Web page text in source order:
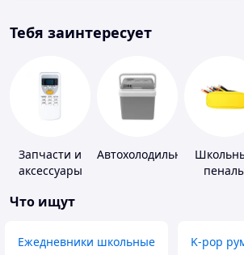
Тебя заинтересует
Запчасти и
аксессуары
кондиционеров
Автохолодильники
Что ищут
Ежедневники школьные K-pop